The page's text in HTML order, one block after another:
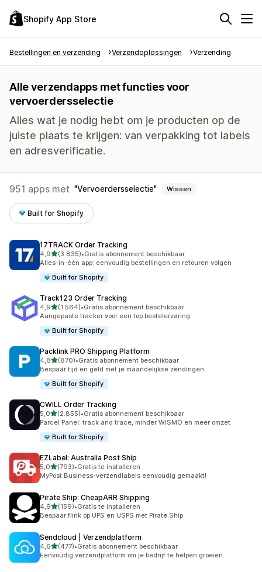
Shopify App Store
Bestellingen en verzending Verzendoplossingen Verzending
Alle verzendapps met functies voor
vervoerdersselectie
Alles wat je nodig hebt om je producten op de
juiste plaats te krijgen: van verpakking tot labels
en adresverificatie.
951 apps met Vervoerdersselectie Wissen
Built for Shopify
17TRACK Order Tracking
4,9van 5 sterren
(3.835)
3835 recensies in totaal
•Gratis abonnement beschikbaar
Alles-in-één app: eenvoudig bestellingen en retouren volgen
Built for Shopify
Track123 Order Tracking
4,9van 5 sterren
(1.564)
1564 recensies in totaal
•Gratis abonnement beschikbaar
Aangepaste tracker voor een top bestelervaring
Built for Shopify
Packlink PRO Shipping Platform
4,8van 5 sterren
(870)
870 recensies in totaal
•Gratis abonnement beschikbaar
Bespaar tijd en geld met je maandelijkse zendingen
Built for Shopify
CWILL Order Tracking
5,0van 5 sterren
(2.855)
2855 recensies in totaal
•Gratis abonnement beschikbaar
Parcel Panel: track and trace, minder WISMO en meer omzet
Built for Shopify
EZLabel: Australia Post Ship
5,0van 5 sterren
(793)
793 recensies in totaal
•Gratis te installeren
MyPost Business-verzendlabels eenvoudig gemaakt!
Pirate Ship: CheapARR Shipping
4,9van 5 sterren
(159)
159 recensies in totaal
•Gratis te installeren
Bespaar flink op UPS en USPS met Pirate Ship
Sendcloud | Verzendplatform
4,6van 5 sterren
(477)
477 recensies in totaal
•Gratis abonnement beschikbaar
Eenvoudig verzendplatform om je bedrijf te helpen groeien.